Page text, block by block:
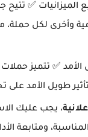
✅ تتيح
وأخرى لكل
الأمد ✅ تتميز
طويل الأمد على
، يجب عليك
المناسبة، ومتابعة